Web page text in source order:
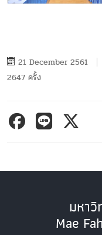
21 December 2561
2647 ครั้ง
มหา
Mae